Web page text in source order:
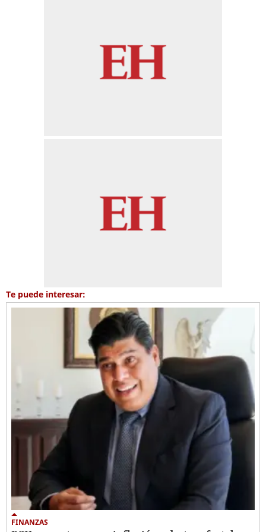
Te puede interesar:
FINANZAS